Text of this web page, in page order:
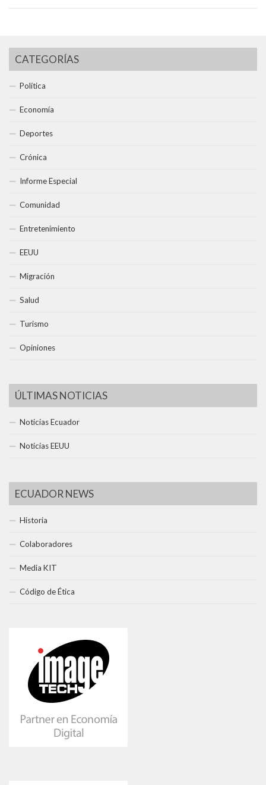
CATEGORÍAS
Política
Economía
Deportes
Crónica
Informe Especial
Comunidad
Entretenimiento
EEUU
Migración
Salud
Turismo
Opiniones
ÚLTIMAS NOTICIAS
Noticias Ecuador
Noticias EEUU
ECUADOR NEWS
Historia
Colaboradores
Media KIT
Código de Ética